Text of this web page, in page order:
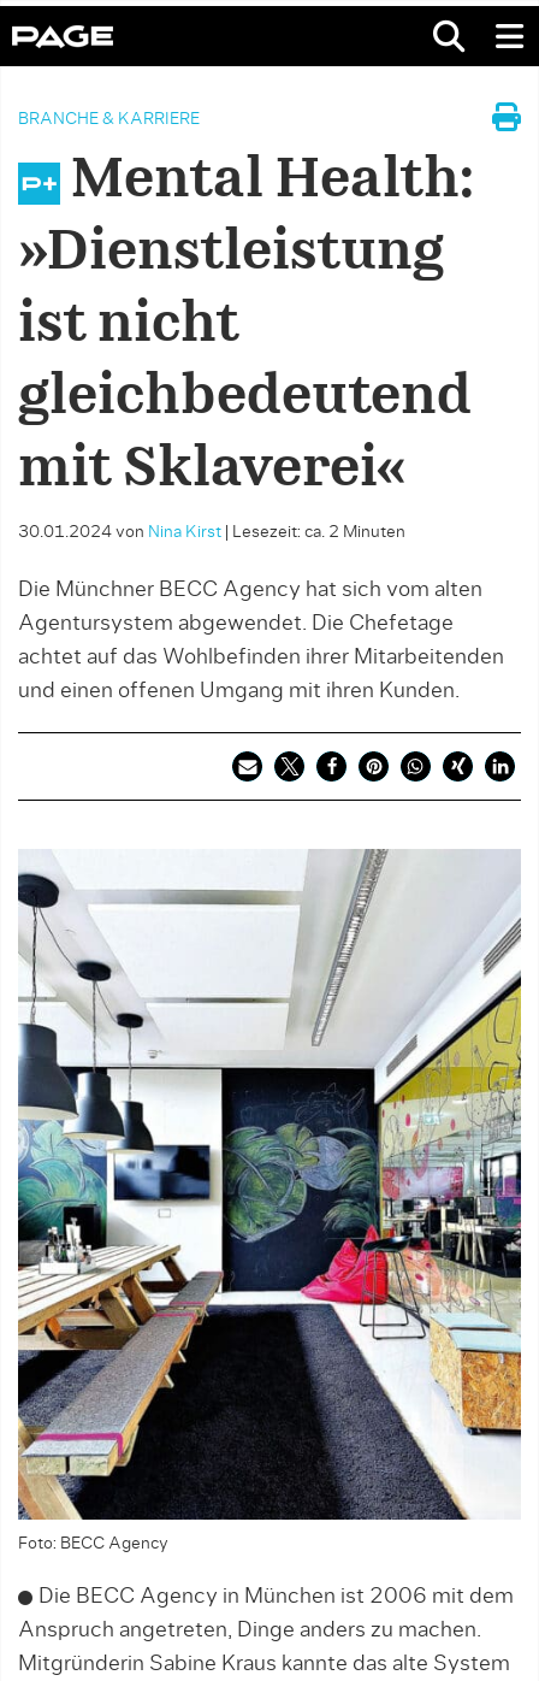
BRANCHE & KARRIERE
Mental Health:
»Dienstleistung
ist nicht
gleichbedeutend
mit Sklaverei«
30.01.2024 von Nina Kirst Lesezeit: ca. 2 Minuten
Die Münchner BECC Agency hat sich vom alten
Agentursystem abgewendet. Die Chefetage
achtet auf das Wohlbefinden ihrer Mitarbeitenden
und einen offenen Umgang mit ihren Kunden.
Foto: BECC Agency
Die BECC Agency in München ist 2006 mit dem
Anspruch angetreten, Dinge anders zu machen.
Mit­gründerin Sabine Kraus kannte das alte System